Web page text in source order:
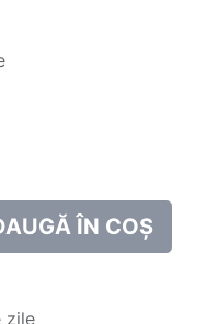
ÎN COȘ
zile